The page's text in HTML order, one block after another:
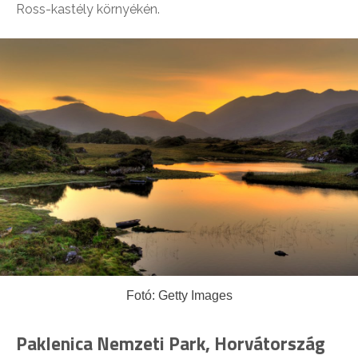
Ross-kastély környékén.
Fotó: Getty Images
Paklenica Nemzeti Park, Horvátország